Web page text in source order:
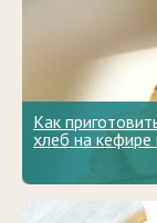
Как
хлеб на кефире